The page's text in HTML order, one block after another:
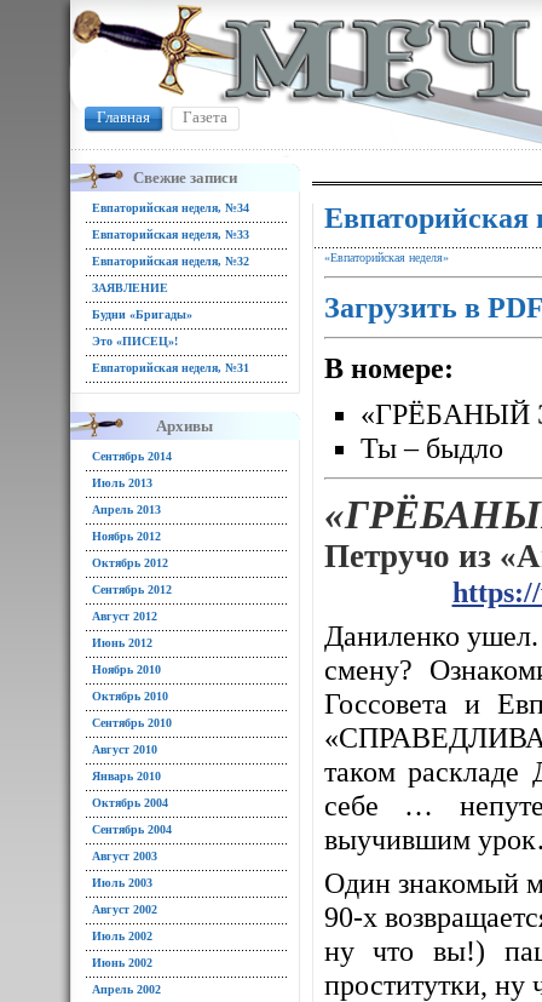
Главная Газета
Свежие записи
Евпаторийская неделя, №34
Евпаторийская неделя, №33
Евпаторийская неделя, №32
ЗАЯВЛЕНИЕ
Будни «Бригады»
Это «ПИСЕЦ»!
Евпаторийская неделя, №31
Архивы
Сентябрь 2014
Июль 2013
Апрель 2013
Ноябрь 2012
Октябрь 2012
Сентябрь 2012
Август 2012
Июнь 2012
Ноябрь 2010
Октябрь 2010
Сентябрь 2010
Август 2010
Январь 2010
Октябрь 2004
Сентябрь 2004
Август 2003
Июль 2003
Август 2002
Июль 2002
Июнь 2002
Апрель 2002
Евпаторийская
«Евпаторийская неделя»
Загрузить в
В номере:
«ГРЁБАНЫЙ
Ты – быдло
Петручо из
Даниленко
смену?
Госсовета и
таком раскладе
себе …
выучившим
Один знакомый
90-х
ну что вы!)
проститутки,